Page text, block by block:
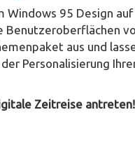
Windows 95 Design
aus und
Personalisierung
Zeitreise antreten!